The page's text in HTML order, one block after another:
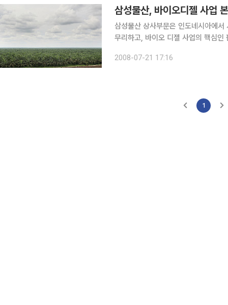
삼성물산, 바이오디젤 사업
삼성물산 상사부문은 인도네시아에
무리하고, 바이오 디젤 사업의 핵심
업인 아테나 홀딩스(Athena City
2008-07-21 17:16
1